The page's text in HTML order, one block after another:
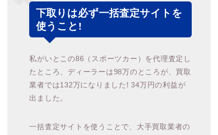
下取りは必ず一括査定サイトを
使うこと!
私がいとこの86（スポーツカー）を代理査定し
たところ、ディーラーは98万のところが、買取
業者では132万になりました! 34万円の利益が
出ました。
一括査定サイトを使うことで、大手買取業者の